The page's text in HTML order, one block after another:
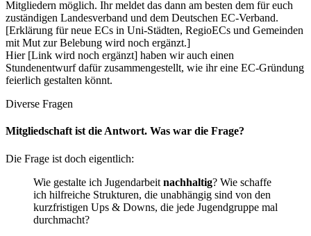
Mitgliedern möglich. Ihr meldet das dann am besten dem für euch
zuständigen Landesverband und dem Deutschen EC-Verband.
[Erklärung für neue ECs in Uni-Städten, RegioECs und Gemeinden
mit Mut zur Belebung wird noch ergänzt.]
Hier [Link wird noch ergänzt] haben wir auch einen
Stundenentwurf dafür zusammengestellt, wie ihr eine EC-Gründung
feierlich gestalten könnt.
Diverse Fragen
Mitgliedschaft ist die Antwort. Was war die Frage?
Die Frage ist doch eigentlich:
Wie gestalte ich Jugendarbeit nachhaltig? Wie schaffe
ich hilfreiche Strukturen, die unabhängig sind von den
kurzfristigen Ups & Downs, die jede Jugendgruppe mal
durchmacht?